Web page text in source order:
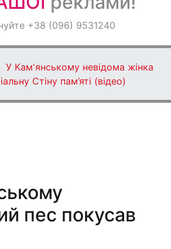
+38 (096) 9531240
У Дніпрі жінка
за гроші
пес покусав